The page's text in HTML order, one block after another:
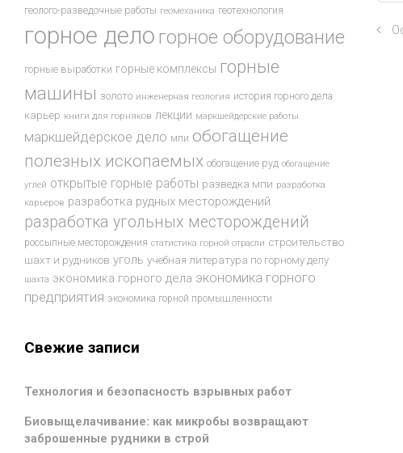
геолого-разведочные работы геомеханика геотехнология
горное дело горное оборудование
горные выработки горные комплексы горные
машины золото инженерная геология история горного дела
карьер книги для горняков лекции маркшейдерские работы
маркшейдерское дело мпи обогащение
полезных ископаемых обогащение руд обогащение
углей открытые горные работы разведка мпи разработка
карьеров разработка рудных месторождений
разработка угольных месторождений
россыпные месторождения статистика горной отрасли строительство
шахт и рудников уголь учебная литература по горному делу
шахта экономика горного дела экономика горного
предприятия экономика горной промышленности
Свежие записи
Технология и безопасность взрывных работ
Биовыщелачивание: как микробы возвращают
заброшенные рудники в строй